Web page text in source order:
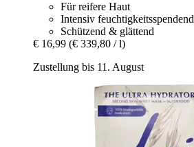
Für reifere Haut
Intensiv feuchtigkeitsspendend
Schützend & glättend
€ 16,99 (€ 339,80 / l)
Zustellung bis 11. August